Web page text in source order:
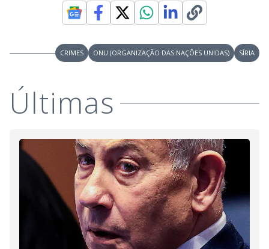
CRIMES ONU (ORGANIZAÇÃO DAS NAÇÕES UNIDAS) SÍRIA
Últimas